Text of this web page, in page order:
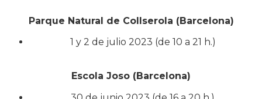
Parque Natural de Collserola (Barcelona)
1 y 2 de julio 2023 (de 10 a 21 h.)
Escola Joso (Barcelona)